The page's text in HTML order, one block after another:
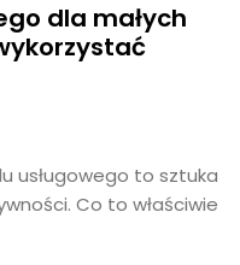
dla małych
usługowego to sztuka
Co to właściwie